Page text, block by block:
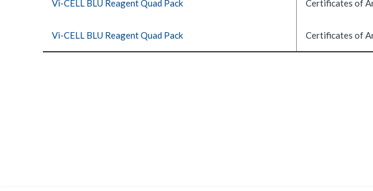
Vi-CELL BLU Reagent Quad Pack Certificates of
Vi-CELL BLU Reagent Quad Pack Certificates of